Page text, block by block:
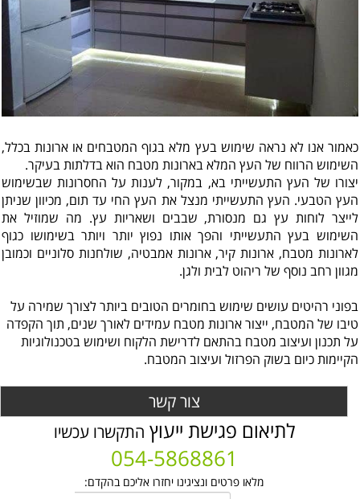
כאמור אנו לא נראה שימוש בעץ מלא בגוף המטבחים או ארונות בכלל,
השימוש הרווח של העץ המלא בארונות מטבח הוא בדלתות בעיקר.
יצורו של העץ התעשייתי בא, במקור, לענות על החסרונות שבשימוש
העץ הטבעי. העץ התעשייתי מנצל את העץ החי עד תום, מכיוון שניתן
לייצר לוחות עץ גם מנסורת, שבבים ושאריות עץ. מה שמוזיל את
השימוש בעץ התעשייתי והפך אותו נפוץ יותר ויותר בשימושו כגוף
לארונות מטבח, ארונות קיר, ארונות אמבטיה, שולחנות סלוניים וכמובן
מגוון רחב נוסף של ריהוט לבית ולגן.
בפוני רהיטים עושים שימוש בחומרים הטובים ביותר לצורך שמירה על
טיבו של המטבח, ייצור ארונות מטבח עמידים לאורך שנים, תוך הקפדה
על תכנון ועיצוב מטבח בהתאם לדרישת הלקוח ושימוש בטכנולוגיות
הקיימות כיום בשוק הפרזול ועיצוב המטבח.
צור קשר
לתיאום פגישת ייעוץ התקשרו עכשיו
054-5868861
מלאו פרטים ונציגינו יחזרו אליכם בהקדם: